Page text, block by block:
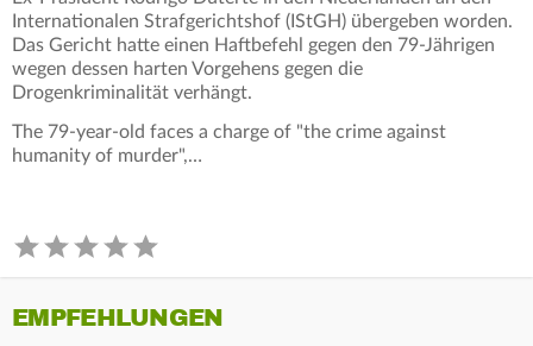
Internationalen Strafgerichtshof (IStGH) übergeben worden.
Das Gericht hatte einen Haftbefehl gegen den 79-Jährigen
wegen dessen harten Vorgehens gegen die
Drogenkriminalität verhängt.
The 79-year-old faces a charge of "the crime against
humanity of murder",…
EMPFEHLUNGEN